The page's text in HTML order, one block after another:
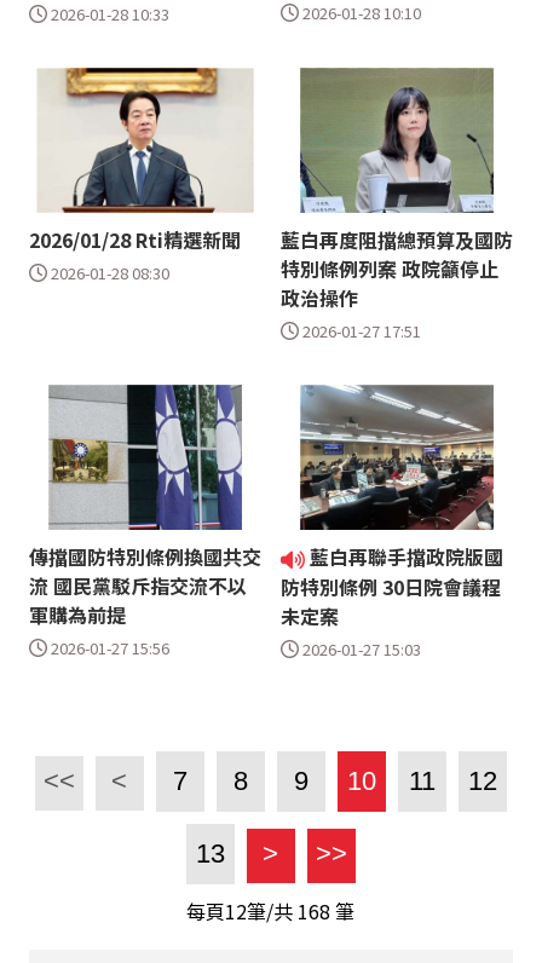
2026-01-28 10:33 2026-01-28 10:10
2026/01/28 Rti精選新聞
2026-01-28 08:30
藍白再度阻擋總預算及國防
特別條例列案 政院籲停止
政治操作
2026-01-27 17:51
傳擋國防特別條例換國共交
流 國民黨駁斥指交流不以
軍購為前提
2026-01-27 15:56
藍白再聯手擋政院版國
防特別條例 30日院會議程
未定案
2026-01-27 15:03
<< < 7 8 9 10 11 12
13 > >>
每頁12筆/共 168 筆